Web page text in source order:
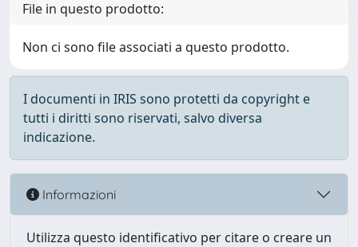
File in questo prodotto:
Non ci sono file associati a questo prodotto.
I documenti in IRIS sono protetti da copyright e
tutti i diritti sono riservati, salvo diversa
indicazione.
Informazioni
Utilizza questo identificativo per citare o creare un